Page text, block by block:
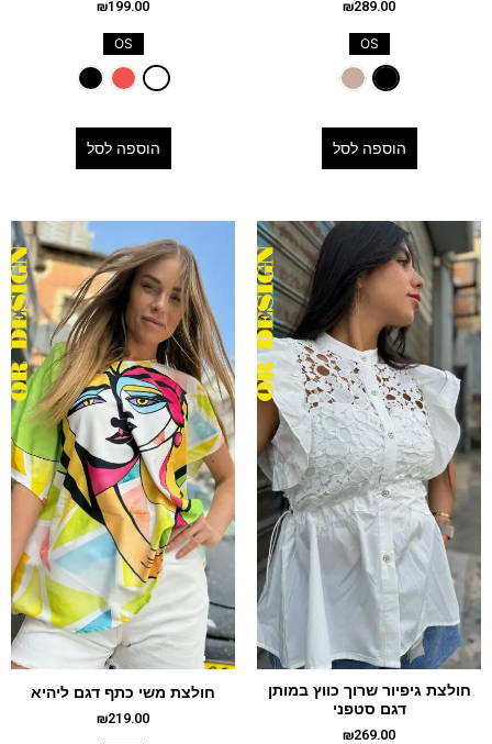
₪289.00
OS
הוספה לסל
₪199.00
OS
הוספה לסל
חולצת גיפיור שרוך כווץ במותן
דגם סטפני
₪269.00
חולצת משי כתף דגם ליהיא
₪219.00